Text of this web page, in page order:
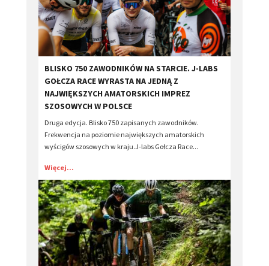
BLISKO 750 ZAWODNIKÓW NA STARCIE. J-LABS
GOŁCZA RACE WYRASTA NA JEDNĄ Z
NAJWIĘKSZYCH AMATORSKICH IMPREZ
SZOSOWYCH W POLSCE
Druga edycja. Blisko 750 zapisanych zawodników.
Frekwencja na poziomie największych amatorskich
wyścigów szosowych w kraju.J-labs Gołcza Race...
Więcej...